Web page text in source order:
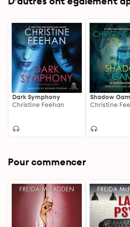
Dark Symphony
Christine Feehan
Shadow
Christine
Pour commencer